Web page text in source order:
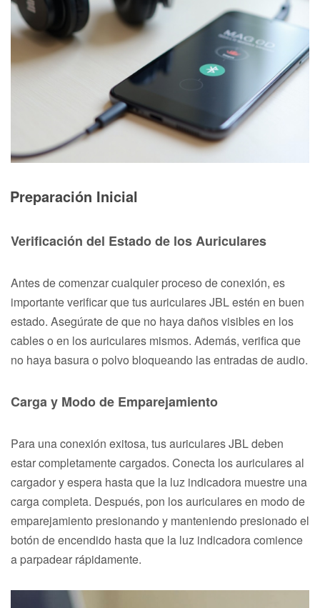
Preparación Inicial
Verificación del Estado de los Auriculares
Antes de comenzar cualquier proceso de conexión, es
importante verificar que tus auriculares JBL estén en buen
estado. Asegúrate de que no haya daños visibles en los
cables o en los auriculares mismos. Además, verifica que
no haya basura o polvo bloqueando las entradas de audio.
Carga y Modo de Emparejamiento
Para una conexión exitosa, tus auriculares JBL deben
estar completamente cargados. Conecta los auriculares al
cargador y espera hasta que la luz indicadora muestre una
carga completa. Después, pon los auriculares en modo de
emparejamiento presionando y manteniendo presionado el
botón de encendido hasta que la luz indicadora comience
a parpadear rápidamente.